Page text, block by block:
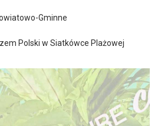
Gminne
Polski w Siatkówce Plażowej